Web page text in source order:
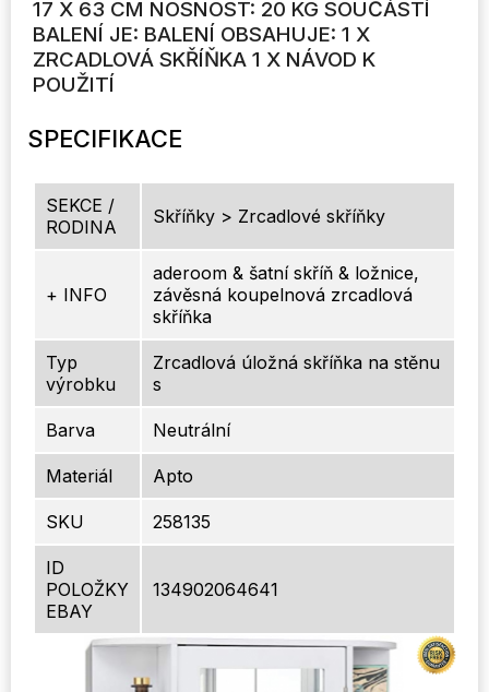
17 X 63 CM NOSNOST: 20 KG SOUČÁSTÍ
BALENÍ JE: BALENÍ OBSAHUJE: 1 X
ZRCADLOVÁ SKŘÍŇKA 1 X NÁVOD K
POUŽITÍ
SPECIFIKACE
SEKCE /
RODINA
Skříňky > Zrcadlové skříňky
+ INFO
aderoom & šatní skříň & ložnice,
závěsná koupelnová zrcadlová
skříňka
Typ
výrobku
Zrcadlová úložná skříňka na stěnu
s
Barva Neutrální
Materiál Apto
SKU 258135
ID
POLOŽKY
EBAY
134902064641